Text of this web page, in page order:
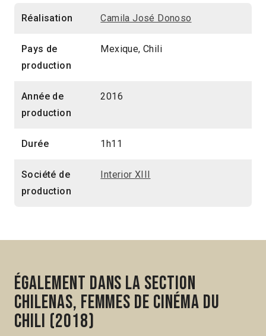
Réalisation Camila José Donoso
Pays de
production
Mexique, Chili
Année de
production
2016
Durée 1h11
Société de
production
Interior XIII
Également dans la section
Chilenas, femmes de cinéma du
Chili (2018)